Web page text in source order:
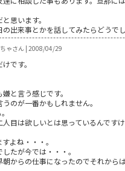
思います。
出来事とかを話してみたらどうで
ゃさん | 2008/04/29
です。
と言う感じです。
のが一番かもしれません。
目は欲しいとは思っているんですけ
よね・・・。
たが今では・・・。
からの仕事になったのでそれから